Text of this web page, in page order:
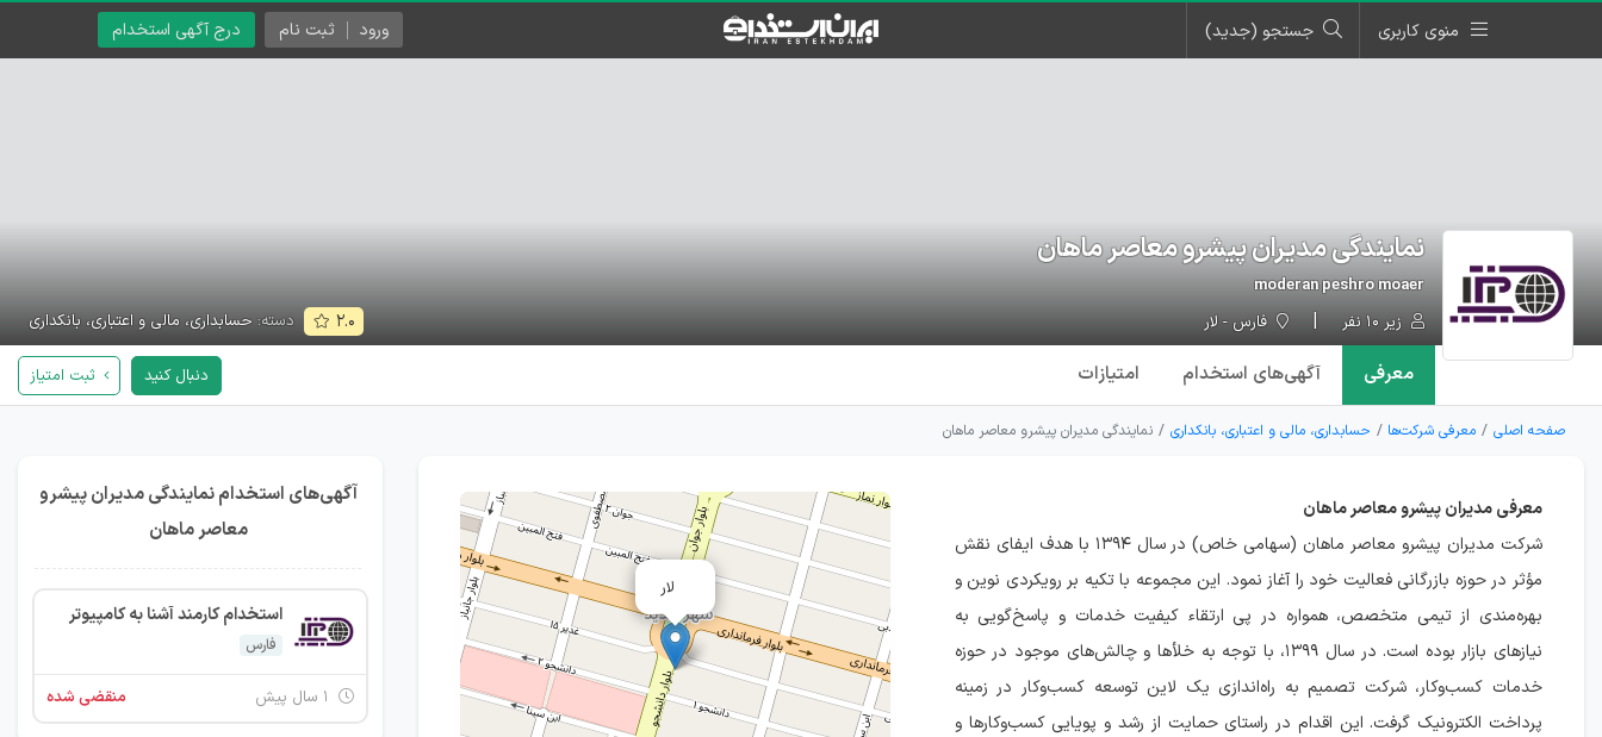
منوی کاربری جستجو (جدید) درج آگهی استخدام ورود ثبت نام
نمایندگی مدیران پیشرو معاصر ماهان
moderan peshro moaer
زیر ۱۰ نفر
فارس - لار ۲.۰ دسته: حسابداری، مالی و اعتباری، بانکداری
معرفی آگهی‌های استخدام امتیازات دنبال کنید ثبت امتیاز
صفحه اصلی معرفی شرکت‌ها حسابداری، مالی و اعتباری، بانکداری نمایندگی مدیران پیشرو معاصر ماهان
معرفی مدیران پیشرو معاصر ماهان
شرکت مدیران پیشرو معاصر ماهان (سهامی خاص) در سال ۱۳۹۴ با هدف ایفای نقش
مؤثر در حوزه بازرگانی فعالیت خود را آغاز نمود. این مجموعه با تکیه بر رویکردی نوین و
بهره‌مندی از تیمی متخصص، همواره در پی ارتقاء کیفیت خدمات و پاسخ‌گویی به
نیازهای بازار بوده است. در سال ۱۳۹۹، با توجه به خلأها و چالش‌های موجود در حوزه
خدمات کسب‌وکار، شرکت تصمیم به راه‌اندازی یک لاین توسعه کسب‌وکار در زمینه
پرداخت الکترونیک گرفت. این اقدام در راستای حمایت از رشد و پویایی کسب‌وکارها و
لار
آگهی‌های استخدام نمایندگی مدیران پیشرو
معاصر ماهان
استخدام کارمند آشنا به کامپیوتر
فارس
منقضی شده